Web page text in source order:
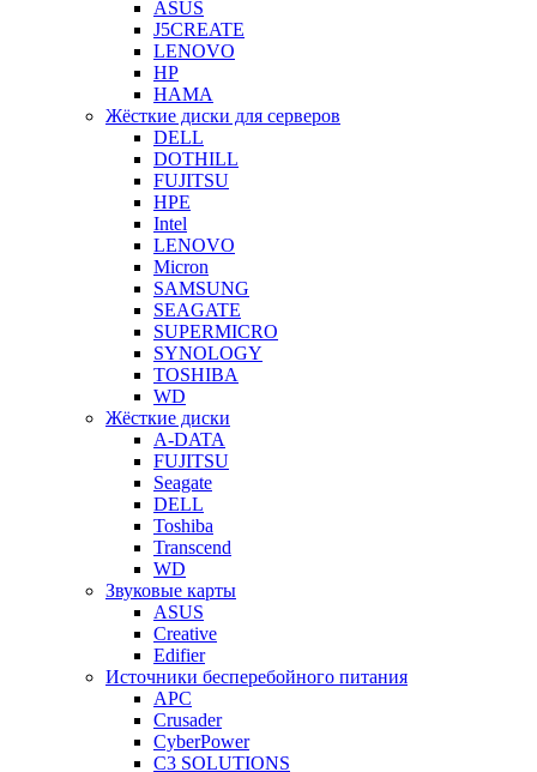
ASUS
J5CREATE
LENOVO
HP
HAMA
Жёсткие диски для серверов
DELL
DOTHILL
FUJITSU
HPE
Intel
LENOVO
Micron
SAMSUNG
SEAGATE
SUPERMICRO
SYNOLOGY
TOSHIBA
WD
Жёсткие диски
A-DATA
FUJITSU
Seagate
DELL
Toshiba
Transcend
WD
Звуковые карты
ASUS
Creative
Edifier
Источники бесперебойного питания
APC
Crusader
CyberPower
C3 SOLUTIONS